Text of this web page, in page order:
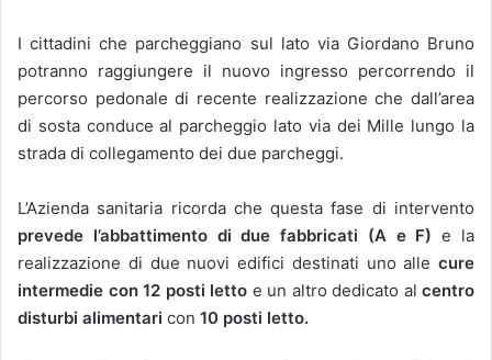
I cittadini che parcheggiano sul lato via Giordano Bruno
potranno raggiungere il nuovo ingresso percorrendo il
percorso pedonale di recente realizzazione che dall’area
di sosta conduce al parcheggio lato via dei Mille lungo la
strada di collegamento dei due parcheggi.
L’Azienda sanitaria ricorda che questa fase di intervento
prevede l’abbattimento di due fabbricati (A e F)e la
realizzazione di due nuovi edifici destinati uno alle cure
intermedie con 12 posti letto e un altro dedicato al centro
disturbi alimentari con 10 posti letto.